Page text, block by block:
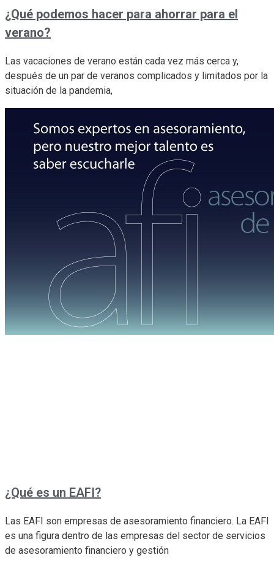
¿Qué podemos hacer para ahorrar para el
verano?
Las vacaciones de verano están cada vez más cerca y,
después de un par de veranos complicados y limitados por la
situación de la pandemia,
¿Qué es un EAFI?
Las EAFI son empresas de asesoramiento financiero. La EAFI
es una figura dentro de las empresas del sector de servicios
de asesoramiento financiero y gestión